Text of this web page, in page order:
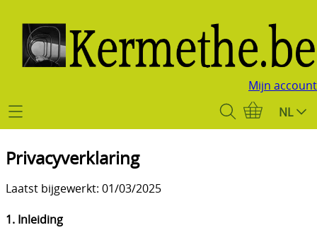
Mijn account
Start
Info
Contact
NL
Privacyverklaring
Laatst bijgewerkt: 01/03/2025
1. Inleiding